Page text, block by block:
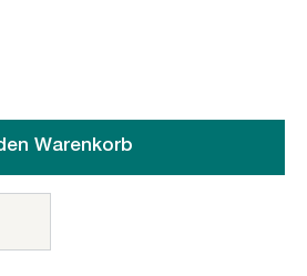
benutze die Schaltflächen um die
Warenkorb